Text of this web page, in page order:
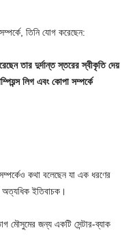
তিনি যোগ করেছেন:
তার দুর্দান্ত স্তরের স্বীকৃতি দেয়
লিগ এবং কোপা সম্পর্কে
কথা বলেছেন যা এক ধরণের
অত্যধিক ইতিবাচক।
মৌসুমের জন্য একটি সেন্টার-ব্যাক